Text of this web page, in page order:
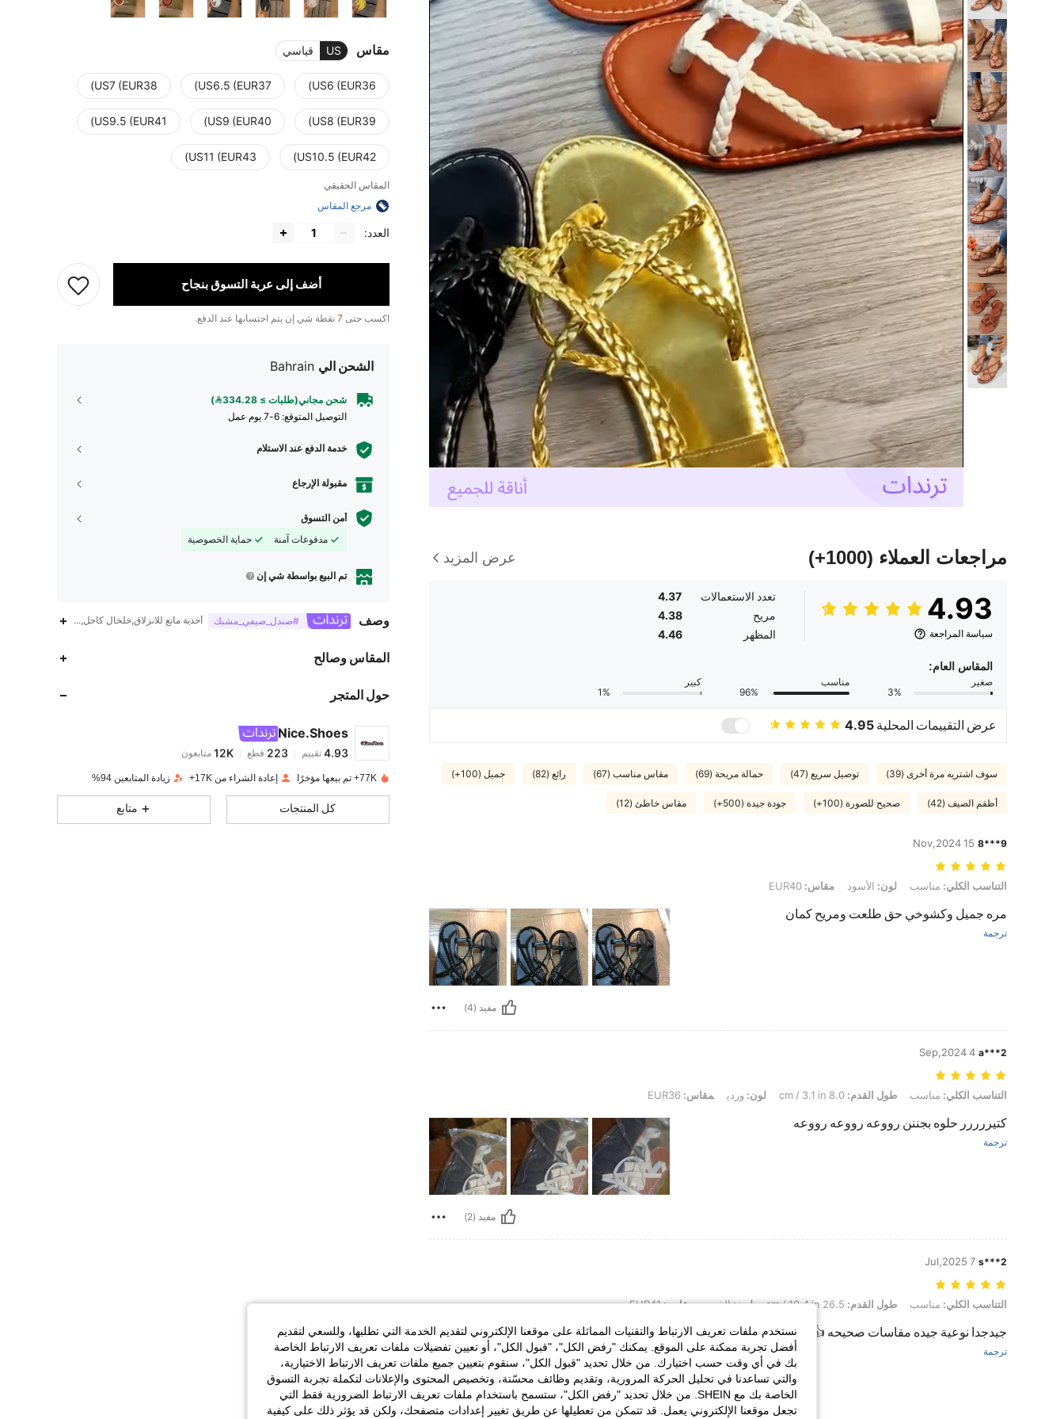
مراجعات العملاء (1000+) عرض المزيد
4.93
سياسة المراجعة
تعدد الاستعمالات
4.37
مريح
4.38
المظهر
4.46
المقاس العام:
صغير
3%
مناسب
96%
كبير
1%
عرض التقييمات المحلية 4.95
سوف اشتريه مرة أخرى (39) توصيل سريع (47) حمالة مريحة (69) مقاس مناسب (67) رائع (82) جميل (100+)
أطقم الصيف (42) صحيح للصورة (100+) جودة جيدة (500+) مقاس خاطئ (12)
9***8
15 Nov,2024
التناسب الكلي: مناسب, لون: الأسود, مقاس: EUR40
التناسب الكلي: مناسب لون: الأسود مقاس:
مره جميل وكشوخي حق طلعت ومريح كمان
ترجمة
مفيد (4)
a***2
4 Sep,2024
التناسب الكلي: مناسب, طول القدم: 8.0 cm / 3.1 in, لون: وردي, مقاس: EUR36
التناسب الكلي: مناسب طول القدم: لون: وردي مقاس:
كتيررررر حلوه بجننن رووعه رووعه رووعه
ترجمة
مفيد (2)
s***2
7 Jul,2025
التناسب الكلي: مناسب, طول القدم: 26.5 cm / 10.4 in, لون: الذهبي, مقاس: EUR41
التناسب الكلي: مناسب طول القدم: لون:الذهبي مقاس:EUR41
جيدجدا نوعية جيده مقاسات صحيحه 👍👍👍👍👍👍
ترجمة
مقاس US قياسي
US6 (EUR36)
US6.5 (EUR37)
US7 (EUR38)
US8 (EUR39)
US9 (EUR40)
US9.5 (EUR41)
US10.5 (EUR42)
US11 (EUR43)
المقاس الحقيقي
مرجع المقاس
العدد:
أضف إلى عربة التسوق بنجاح
اكسب حتى 7 نقطة شي إن يتم احتسابها عند الدفع.
الشحن الي Bahrain
شحن مجاني(طلبات ≥ 334.28)
التوصيل المتوقع: 6-7 يوم عمل
خدمة الدفع عند الاستلام
مقبولة الإرجاع
أمن التسوق
مدفوعات آمنة
حماية الخصوصية
تم البيع بواسطة شي إن
وصف #صندل_صيفي_مشبك أحذية مانع للانزلاق,خلخال كاحل,ضفيرة
المقاس وصالح
حول المتجر
Nice.Shoes
4.93
4.93
223
m***4 تم دفعمنذ 1 يوم
77K+ تم بيعها مؤخرًا إعادة الشراء من 17K+ زيادة المتابعين 94%
كل المنتجات متابع
نستخدم ملفات تعريف الارتباط والتقنيات المماثلة على موقعنا الإلكتروني لتقديم الخدمة التي تطلبها، وللسعي لتقديم
أفضل تجربة ممكنة على الموقع. يمكنك "رفض الكل"، "قبول الكل"، أو تعيين تفضيلات ملفات تعريف الارتباط الخاصة
بك في أي وقت حسب اختيارك. من خلال تحديد "قبول الكل"، سنقوم بتعيين جميع ملفات تعريف الارتباط الاختيارية،
والتي تساعدنا في تحليل الحركة المرورية، وتقديم وظائف محسّنة، وتخصيص المحتوى والإعلانات لتكملة تجربة التسوق
الخاصة بك مع SHEIN. من خلال تحديد "رفض الكل"، ستسمح باستخدام ملفات تعريف الارتباط الضرورية فقط التي
تجعل موقعنا الإلكتروني يعمل. قد تتمكن من تعطيلها عن طريق تغيير إعدادات متصفحك، ولكن قد يؤثر ذلك على كيفية